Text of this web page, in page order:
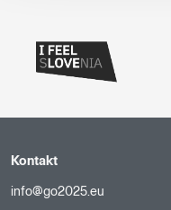
Kontakt
info@go2025.eu